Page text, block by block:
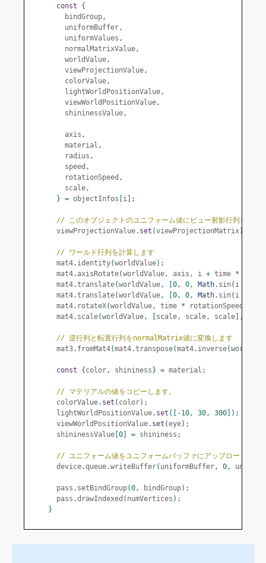
const
{
        bindGroup
,
        uniformBuffer
,
        uniformValues
,
        normalMatrixValue
,
        worldValue
,
        viewProjectionValue
,
        colorValue
,
        lightWorldPositionValue
,
        viewWorldPositionValue
,
        shininessValue
,
        axis
,
        material
,
        radius
,
        speed
,
        rotationSpeed
,
        scale
,
} = objectInfos i ];
// このオブジェクトのユニフォーム値にビュー射影行列をコピ
      viewProjectionValue
. set (viewProjectionMatrix);
// ワールド行列を計算します
      mat4
. identity(worldValue);
      mat4
. axisRotate(worldValue, axis , i + time *
      mat4
.translate(worldValue, 0, 0, Math. sin( i
      mat4
.translate(worldValue, 0, 0, Math. sin( i
      mat4
. rotateX(worldValue, time * rotationSpeed
      mat4
. scale(worldValue, scale, scale, scale ],
// 逆行列と転置行列をnormalMatrix値に変換します
      mat3
. fromMat4(mat4.transpose(mat4. inverse(
const { color, shininess } = material ;
// マテリアルの値をコピーします。
      colorValue
. set ( color);
      lightWorldPositionValue
. set ([-10, 30, 300 ]);
      viewWorldPositionValue
. set (eye);
      shininessValue
0 = shininess ;
// ユニフォーム値をユニフォームバッファにアップロードしま
      device
.queue.writeBuffer( uniformBuffer, 0,
      pass
. setBindGroup(0, bindGroup);
      pass
.drawIndexed ( numVertices );
}